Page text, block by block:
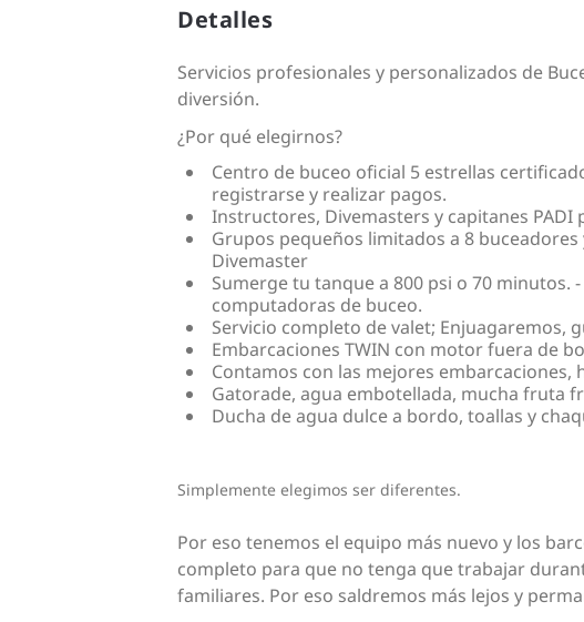
Detalles
Servicios profesionales y personalizados de
diversión.
¿Por qué elegirnos?
Centro de buceo oficial 5 estrellas
registrarse y realizar pagos.
Instructores, Divemasters y capitanes
Grupos pequeños limitados a 8
Divemaster
Sumerge tu tanque a 800 psi o 70
computadoras de buceo.
Servicio completo de valet; Enjuagaremos,
Embarcaciones TWIN con motor fuera de
Contamos con las mejores embarcaciones,
Gatorade, agua embotellada, mucha fruta
Ducha de agua dulce a bordo, toallas y
Simplemente elegimos ser diferentes.
Por eso tenemos el equipo más nuevo y los
completo para que no tenga que trabajar
familiares. Por eso saldremos más lejos y